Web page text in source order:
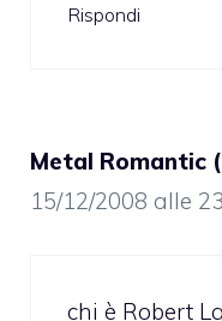
Rispondi
Metal Romantic
15/12/2008 alle
chi è Robert